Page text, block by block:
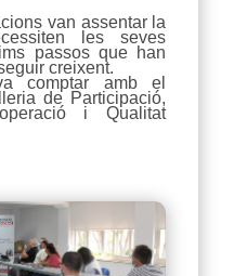
van assentar la
les seves
passos que han
creixent.
comptar amb el
de Participació,
i Qualitat